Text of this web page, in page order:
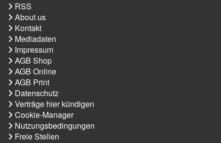
RSS
About us
Kontakt
Mediadaten
Impressum
AGB Shop
AGB Online
AGB Print
Datenschutz
Verträge hier kündigen
Cookie-Manager
Nutzungsbedingungen
Freie Stellen